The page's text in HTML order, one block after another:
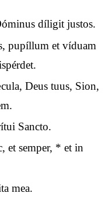
díligit justos.
pupíllum et víduam
Deus tuus, Sion,
Sancto.
et semper, * et in
mea.